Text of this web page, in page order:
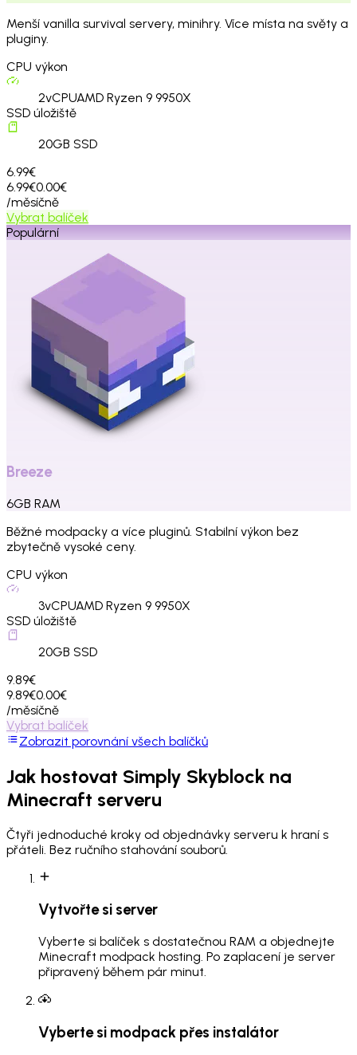
Menší vanilla survival servery, minihry. Více místa na světy a
pluginy.
CPU výkon
2vCPUAMD Ryzen 9 9950X
SSD úložiště
20GB SSD
6.99€
6.99€0.00€
/měsíčně
Vybrat balíček
Populární
Breeze
6GB RAM
Běžné modpacky a více pluginů. Stabilní výkon bez
zbytečně vysoké ceny.
CPU výkon
3vCPUAMD Ryzen 9 9950X
SSD úložiště
20GB SSD
9.89€
9.89€0.00€
/měsíčně
Vybrat balíček
Zobrazit porovnání všech balíčků
Jak hostovat Simply Skyblock na
Minecraft serveru
Čtyři jednoduché kroky od objednávky serveru k hraní s
přáteli. Bez ručního stahování souborů.
Vytvořte si server
Vyberte si balíček s dostatečnou RAM a objednejte
Minecraft modpack hosting. Po zaplacení je server
připravený během pár minut.
Vyberte si modpack přes instalátor